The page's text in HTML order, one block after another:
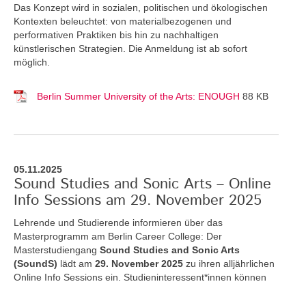
Das Konzept wird in sozialen, politischen und ökologischen
Kontexten beleuchtet: von materialbezogenen und
performativen Praktiken bis hin zu nachhaltigen
künstlerischen Strategien. Die Anmeldung ist ab sofort
möglich.
Berlin Summer University of the Arts: ENOUGH 88 KB
05.11.2025
Sound Studies and Sonic Arts – Online
Info Sessions am 29. November 2025
Lehrende und Studierende informieren über das
Masterprogramm am Berlin Career College: Der
Masterstudiengang Sound Studies and Sonic Arts
(SoundS) lädt am 29. November 2025 zu ihren alljährlichen
Online Info Sessions ein. Studieninteressent*innen können